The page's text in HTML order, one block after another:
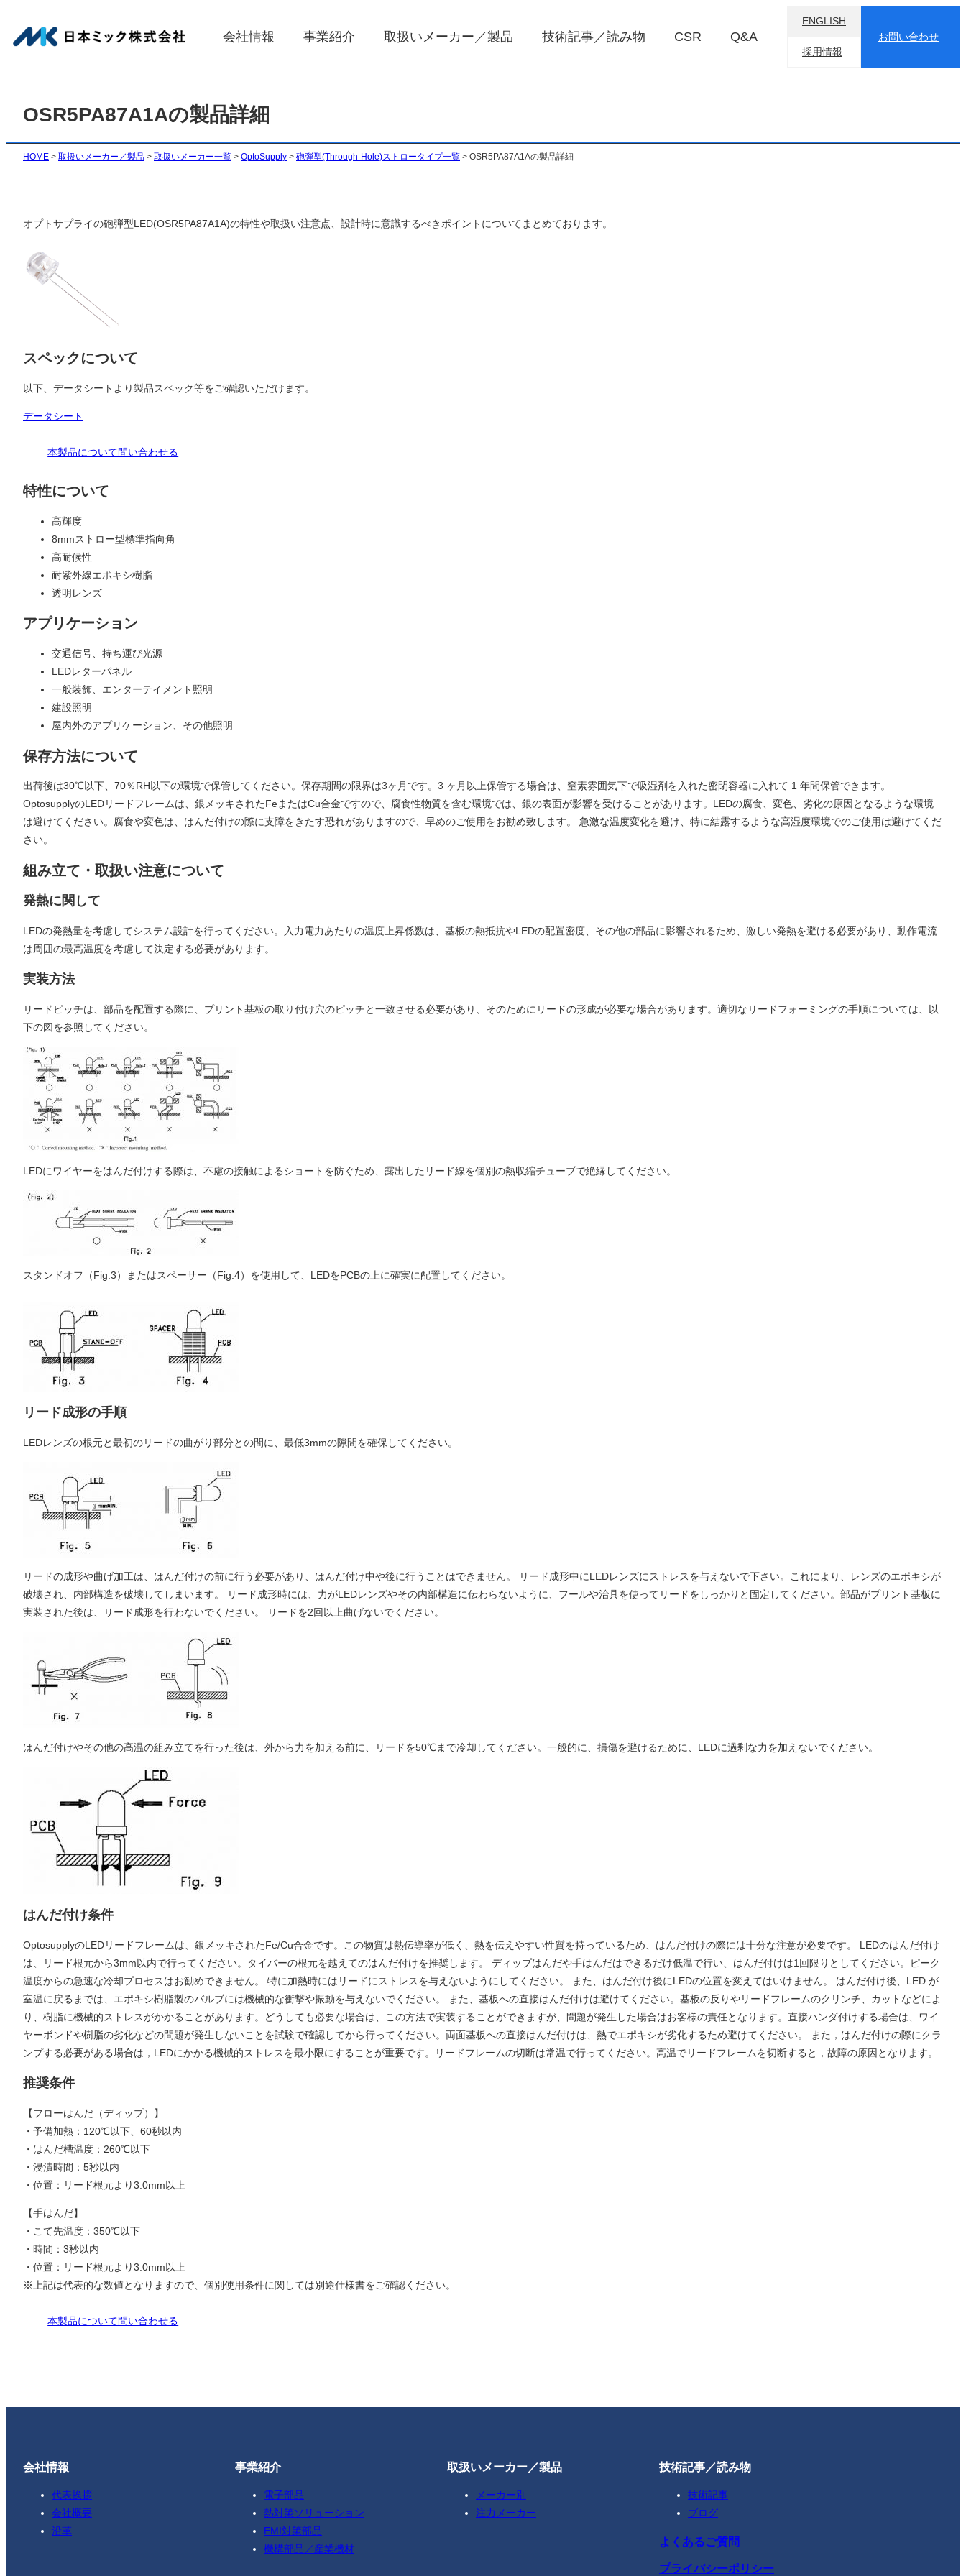
を
会社情報 事業紹介 取扱いメーカー／製品 技術記事／読み物 CSR Q&A
ENGLISH
採用情報
お問い合わせ
OSR5PA87A1Aの製品詳細
HOME > 取扱いメーカー／製品 > 取扱いメーカー一覧 > OptoSupply > 砲弾型(Through-Hole)ストロータイプ一覧 > OSR5PA87A1Aの製品詳細
オプトサプライの砲弾型LED(OSR5PA87A1A)の特性や取扱い注意点、設計時に意識するべきポイントについてまとめております。
スペックについて
以下、データシートより製品スペック等をご確認いただけます。
データシート
本製品について問い合わせる
特性について
高輝度
8mmストロー型標準指向角
高耐候性
耐紫外線エポキシ樹脂
透明レンズ
アプリケーション
交通信号、持ち運び光源
LEDレターパネル
一般装飾、エンターテイメント照明
建設照明
屋内外のアプリケーション、その他照明
保存方法について
出荷後は30℃以下、70％RH以下の環境で保管してください。保存期間の限界は3ヶ月です。3 ヶ月以上保管する場合は、窒素雰囲気下で吸湿剤を入れた密閉容器に入れて 1 年間保管できます。
OptosupplyのLEDリードフレームは、銀メッキされたFeまたはCu合金ですので、腐食性物質を含む環境では、銀の表面が影響を受けることがあります。LEDの腐食、変色、劣化の原因となるような環境
は避けてください。腐食や変色は、はんだ付けの際に支障をきたす恐れがありますので、早めのご使用をお勧め致します。 急激な温度変化を避け、特に結露するような高湿度環境でのご使用は避けてくだ
さい。
組み立て・取扱い注意について
発熱に関して
LEDの発熱量を考慮してシステム設計を行ってください。入力電力あたりの温度上昇係数は、基板の熱抵抗やLEDの配置密度、その他の部品に影響されるため、激しい発熱を避ける必要があり、動作電流
は周囲の最高温度を考慮して決定する必要があります。
実装方法
リードピッチは、部品を配置する際に、プリント基板の取り付け穴のピッチと一致させる必要があり、そのためにリードの形成が必要な場合があります。適切なリードフォーミングの手順については、以
下の図を参照してください。
LEDにワイヤーをはんだ付けする際は、不慮の接触によるショートを防ぐため、露出したリード線を個別の熱収縮チューブで絶縁してください。
スタンドオフ（Fig.3）またはスペーサー（Fig.4）を使用して、LEDをPCBの上に確実に配置してください。
リード成形の手順
LEDレンズの根元と最初のリードの曲がり部分との間に、最低3mmの隙間を確保してください。
リードの成形や曲げ加工は、はんだ付けの前に行う必要があり、はんだ付け中や後に行うことはできません。 リード成形中にLEDレンズにストレスを与えないで下さい。これにより、レンズのエポキシが
破壊され、内部構造を破壊してしまいます。 リード成形時には、力がLEDレンズやその内部構造に伝わらないように、フールや治具を使ってリードをしっかりと固定してください。部品がプリント基板に
実装された後は、リード成形を行わないでください。 リードを2回以上曲げないでください。
はんだ付けやその他の高温の組み立てを行った後は、外から力を加える前に、リードを50℃まで冷却してください。一般的に、損傷を避けるために、LEDに過剰な力を加えないでください。
はんだ付け条件
OptosupplyのLEDリードフレームは、銀メッキされたFe/Cu合金です。この物質は熱伝導率が低く、熱を伝えやすい性質を持っているため、はんだ付けの際には十分な注意が必要です。 LEDのはんだ付け
は、リード根元から3mm以内で行ってください。タイバーの根元を越えてのはんだ付けを推奨します。 ディップはんだや手はんだはできるだけ低温で行い、はんだ付けは1回限りとしてください。ピーク
温度からの急速な冷却プロセスはお勧めできません。 特に加熱時にはリードにストレスを与えないようにしてください。 また、はんだ付け後にLEDの位置を変えてはいけません。 はんだ付け後、LED が
室温に戻るまでは、エポキシ樹脂製のバルブには機械的な衝撃や振動を与えないでください。 また、基板への直接はんだ付けは避けてください。基板の反りやリードフレームのクリンチ、カットなどによ
り、樹脂に機械的ストレスがかかることがあります。どうしても必要な場合は、この方法で実装することができますが、問題が発生した場合はお客様の責任となります。直接ハンダ付けする場合は、ワイ
ヤーボンドや樹脂の劣化などの問題が発生しないことを試験で確認してから行ってください。両面基板への直接はんだ付けは、熱でエポキシが劣化するため避けてください。 また，はんだ付けの際にクラ
ンプする必要がある場合は，LEDにかかる機械的ストレスを最小限にすることが重要です。リードフレームの切断は常温で行ってください。高温でリードフレームを切断すると，故障の原因となります。
推奨条件
【フローはんだ（ディップ）】
・予備加熱：120℃以下、60秒以内
・はんだ槽温度：260℃以下
・浸漬時間：5秒以内
・位置：リード根元より3.0mm以上
【手はんだ】
・こて先温度：350℃以下
・時間：3秒以内
・位置：リード根元より3.0mm以上
※上記は代表的な数値となりますので、個別使用条件に関しては別途仕様書をご確認ください。
本製品について問い合わせる
会社情報
代表挨拶
会社概要
沿革
事業紹介
電子部品
熱対策ソリューション
EMI対策部品
機構部品／産業機材
取扱いメーカー／製品
メーカー別
注力メーカー
技術記事／読み物
技術記事
ブログ
よくあるご質問
プライバシーポリシー